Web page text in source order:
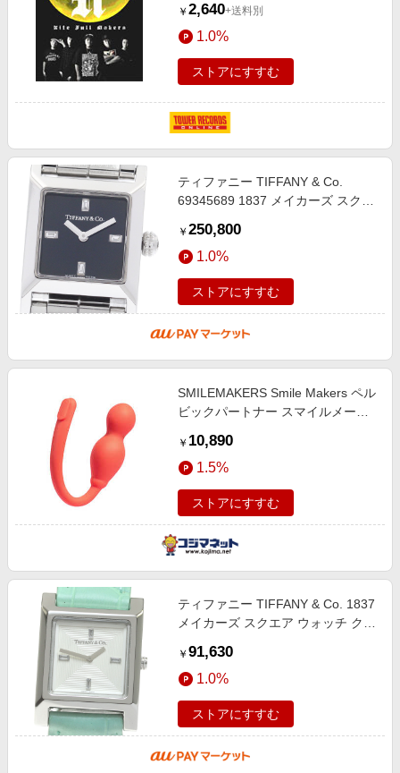
￥ 2,640+送料別
1.0%
ストアにすすむ
ティファニー TIFFANY & Co.
69345689 1837 メイカーズ スクエ
箱・保証書付き_951034
￥ 250,800
1.0%
ストアにすすむ
SMILEMAKERS Smile Makers ペル
ビックパートナー スマイルメーカ
￥ 10,890
1.5%
ストアにすすむ
ティファニー TIFFANY & Co. 1837
メイカーズ スクエア ウォッチ クォ
_835149【ev15】
￥ 91,630
1.0%
ストアにすすむ